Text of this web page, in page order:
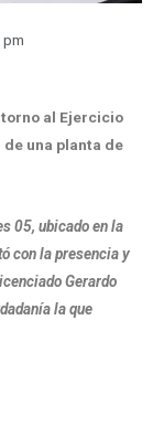
pm
al Ejercicio
una planta de
05, ubicado en la
con la presencia y
Gerardo
la que